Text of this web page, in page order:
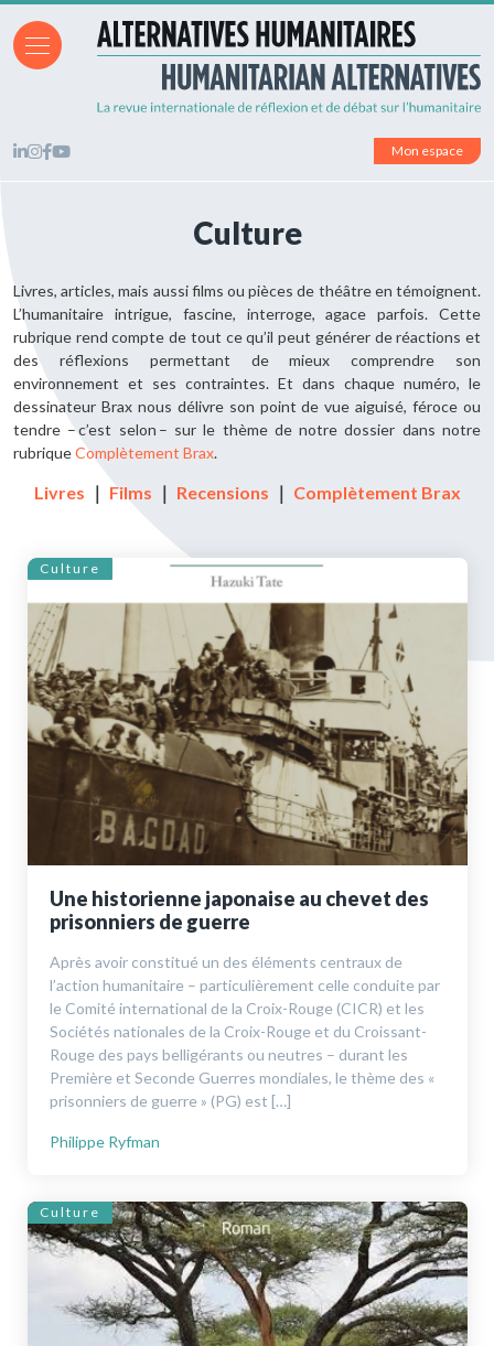
Mon espace
Culture
Livres, articles, mais aussifilms ou pièces de théâtreen témoignent.
L’humanitaire intrigue, fascine, interroge, agaceparfois.Cette
rubrique rend compte de tout ce qu’il peut générerde réactions et
des réflexions permettant de mieux comprendre son
environnement et ses contraintes. Et dans chaque numéro, le
dessinateur Braxnous délivre son point de vue aiguisé, féroce ou
tendre – c’est selon – sur le thème de notre dossier dans notre
rubriqueComplètement Brax.
Livres ｜ Films ｜ Recensions ｜ Complètement Brax
Culture
Une historienne japonaise au chevet des
prisonniers de guerre
Après avoir constitué un des éléments centraux de
l’action humanitaire – particu­lièrement celle conduite par
le Comité international de la Croix-Rouge (CICR) et les
Sociétés nationales de la Croix-Rouge et du Croissant-
Rouge des pays belligérants ou neutres – durant les
Première et Seconde Guerres mondiales, le thème des «
prison­niers de guerre » (PG) est […]
Philippe Ryfman
Culture